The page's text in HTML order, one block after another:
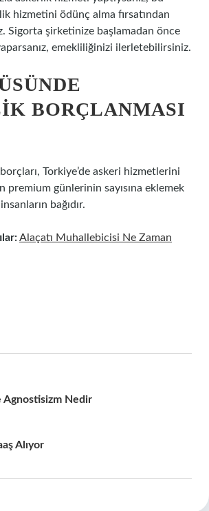
hizmetini ödünç alma fırsatından
Sigorta şirketinize başlamadan önce
emekliliğinizi ilerletebilirsiniz.
BORÇLANMASI
borçları, Torkiye’de askeri hizmetlerini
premium günlerinin sayısına eklemek
bağıdır.
Alaçatı Muhallebicisi Ne Zaman
Agnostisizm Nedir
Alıyor